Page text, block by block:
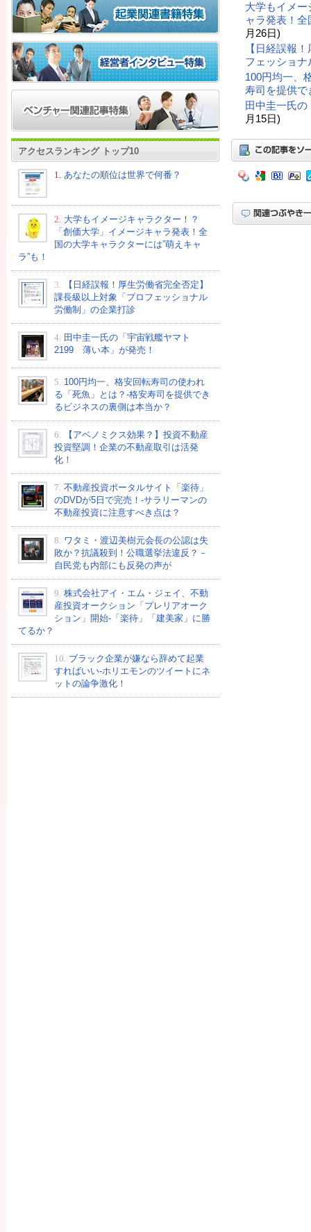
アクセスランキング トップ10
1. あなたの順位は世界で何番？
2. 大学もイメージキャラクター！？
「創価大学」イメージキャラ発表！全
国の大学キャラクターには”萌えキャ
ラ”も！
3.
【日経誤報！厚生労働省完全否定】
課長級以上対象「プロフェッショナル
労働制」の企業打診
4. 田中圭一氏の「宇宙戦艦ヤマト
2199 薄い本」が発売！
5. 100円均一、格安回転寿司の使われ
る「死魚」とは？-格安寿司を提供でき
るビジネスの裏側は本当か？
6.
【アベノミクス効果？】投資不動産
投資堅調！企業の不動産取引は活発
化！
7. 不動産投資ポータルサイト「楽待」
のDVDが5日で完売！-サラリーマンの
不動産投資に注意すべき点は？
8. ワタミ・渡辺美樹元会長の公認は失
敗か？抗議殺到！公職選挙法違反？－
自民党も内部にも反発の声が
9. 株式会社アイ・エム・ジェイ、不動
産投資オークション「プレリアオーク
ション」開始-「楽待」「建美家」に勝
てるか？
10. ブラック企業が嫌なら辞めて起業
すればいい-ホリエモンのツイートにネ
ットの論争激化！
大学もイメ
ャラ発表！全
月26日)
【日経誤報
フェッショ
100円均一、
寿司を提供で
田中圭一氏
月15日)